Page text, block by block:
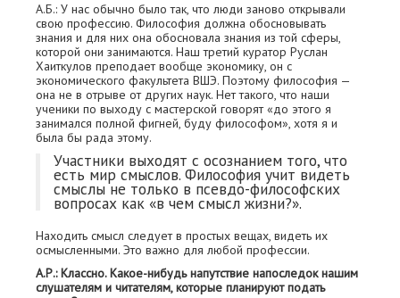
А.Б.: У нас обычно было так, что люди заново открывали
свою профессию. Философия должна обосновывать
знания и для них она обосновала знания из той сферы,
которой они занимаются. Наш третий куратор Руслан
Хаиткулов преподает вообще экономику, он с
экономического факультета ВШЭ. Поэтому философия —
она не в отрыве от других наук. Нет такого, что наши
ученики по выходу с мастерской говорят «до этого я
занимался полной фигней, буду философом», хотя я и
была бы рада этому.
Участники выходят с осознанием того, что
есть мир смыслов. Философия учит видеть
смыслы не только в псевдо-философских
вопросах как «в чем смысл жизни?».
Находить смысл следует в простых вещах, видеть их
осмысленными. Это важно для любой профессии.
А.Р.: Классно. Какое-нибудь напутствие напоследок нашим
слушателям и читателям, которые планируют подать